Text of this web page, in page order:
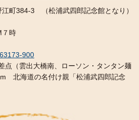
町384-3 （松浦武四郎記念館となり）
７時
900
点（雲出大橋南、ローソン・タンタン麺
北海道の名付け親「松浦武四郎記念